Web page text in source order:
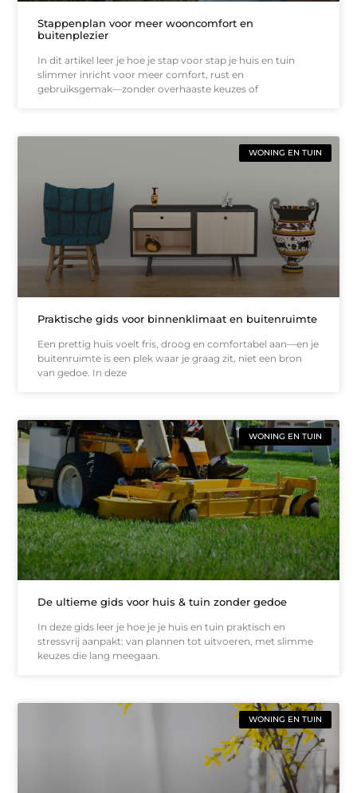
Stappenplan voor meer wooncomfort en
buitenplezier
In dit artikel leer je hoe je stap voor stap je huis en tuin
slimmer inricht voor meer comfort, rust en
gebruiksgemak—zonder overhaaste keuzes of
WONING EN TUIN
Praktische gids voor binnenklimaat en buitenruimte
Een prettig huis voelt fris, droog en comfortabel aan—en je
buitenruimte is een plek waar je graag zit, niet een bron
van gedoe. In deze
WONING EN TUIN
De ultieme gids voor huis & tuin zonder gedoe
In deze gids leer je hoe je je huis en tuin praktisch en
stressvrij aanpakt: van plannen tot uitvoeren, met slimme
keuzes die lang meegaan.
WONING EN TUIN